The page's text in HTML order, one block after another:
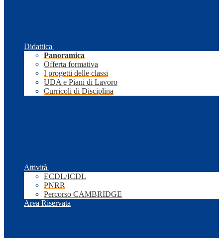
Didattica
Panoramica
Offerta formativa
I progetti delle classi
UDA e Piani di Lavoro
Curricoli di Disciplina
Attività
ECDL/ICDL
PNRR
Percorso CAMBRIDGE
Area Riservata